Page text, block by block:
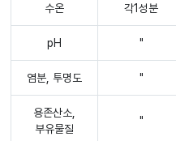
수온 각1성분
pH "
염분, 투명도 "
용존산소,
부유물질
"